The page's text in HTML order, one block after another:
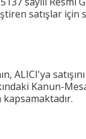
satışlar için
ALICI'ya
Kanun-